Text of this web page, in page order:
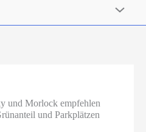
und Morlock empfehlen
und Parkplätzen